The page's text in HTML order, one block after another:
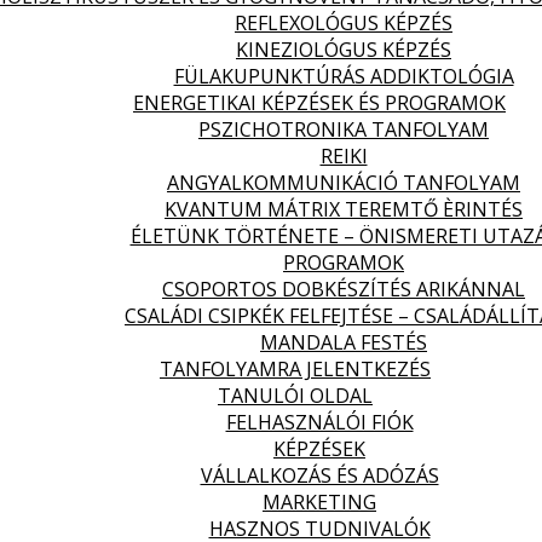
REFLEXOLÓGUS KÉPZÉS
KINEZIOLÓGUS KÉPZÉS
FÜLAKUPUNKTÚRÁS ADDIKTOLÓGIA
ENERGETIKAI KÉPZÉSEK ÉS PROGRAMOK
PSZICHOTRONIKA TANFOLYAM
REIKI
ANGYALKOMMUNIKÁCIÓ TANFOLYAM
KVANTUM MÁTRIX TEREMTŐ ÈRINTÉS
ÉLETÜNK TÖRTÉNETE – ÖNISMERETI
PROGRAMOK
CSOPORTOS DOBKÉSZÍTÉS ARIKÁNNAL
CSALÁDI CSIPKÉK FELFEJTÉSE –
MANDALA FESTÉS
TANFOLYAMRA JELENTKEZÉS
TANULÓI OLDAL
FELHASZNÁLÓI FIÓK
KÉPZÉSEK
VÁLLALKOZÁS ÉS ADÓZÁS
MARKETING
HASZNOS TUDNIVALÓK